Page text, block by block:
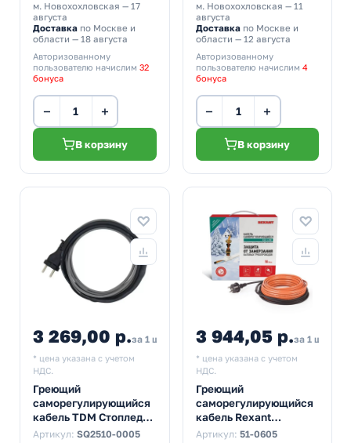
м. Новохохловская — 17
августа
Доставка по Москве и
области — 18 августа
Авторизованному
пользователю начислим 32
бонуса
− +
В корзину
м. Новохохловская — 11
августа
Доставкапо Москве и
области — 12 августа
Авторизованному
пользователю начислим 4
бонуса
− +
В корзину
3 269,00 р.за 1 шт
* цена указана с учетом
НДС.
Греющий
саморегулирующийся
кабель TDM Стоплед
НСК10-Н с вилкой, на
Артикул: SQ2510-0005
3 944,05 р.за 1 шт
* цена указана с учетом
НДС.
Греющий
саморегулирующийся
кабель Rexant
(комплект в трубу)
Артикул: 51-0605